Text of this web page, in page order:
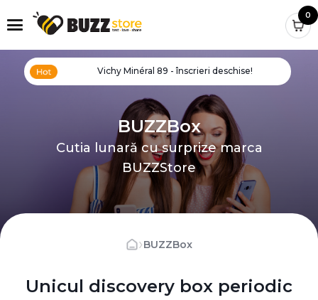
0
Vichy Minéral 89 - înscrieri deschise!
BUZZBox
Cutia lunară cu surprize marca
BUZZStore
›BUZZBox
Unicul discovery box periodic